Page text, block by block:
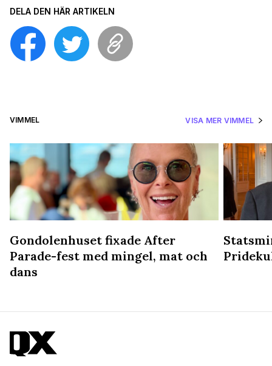
DELA DEN HÄR ARTIKELN
VIMMEL VISA MER VIMMEL
Gondolenhuset fixade After
Parade-fest med mingel, mat och
dans